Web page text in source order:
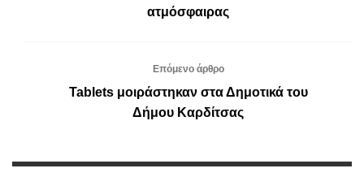
ατμόσφαιρας
Επόμενο άρθρο
Tablets μοιράστηκαν στα Δημοτικά του
Δήμου Καρδίτσας